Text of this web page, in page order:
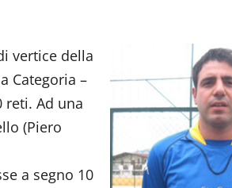
vertice della
Categoria –
reti. Ad una
(Piero
a segno 10